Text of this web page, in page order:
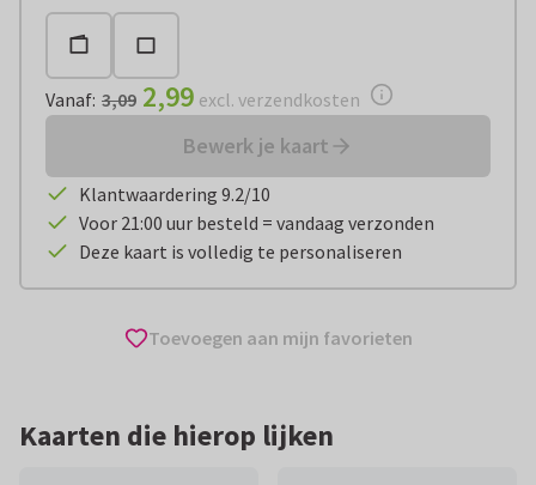
Vanaf: 3,09 2,99 excl. verzendkosten
Bewerk je kaart
Klantwaardering 9.2/10
Voor 21:00 uur besteld = vandaag verzonden
Deze kaart is volledig te personaliseren
Toevoegen aan mijn favorieten
Kaarten die hierop lijken